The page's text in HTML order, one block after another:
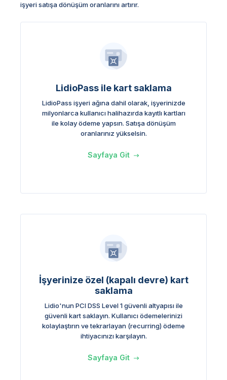
işyeri satışa dönüşüm oranlarını artırır.
LidioPass ile kart saklama
LidioPass işyeri ağına dahil olarak, işyerinizde
milyonlarca kullanıcı halihazırda kayıtlı kartları
ile kolay ödeme yapsın. Satışa dönüşüm
oranlarınız yükselsin.
Sayfaya Git
İşyerinize özel (kapalı devre) kart
saklama
Lidio'nun PCI DSS Level 1 güvenli altyapısı ile
güvenli kart saklayın. Kullanıcı ödemelerinizi
kolaylaştırın ve tekrarlayan (recurring) ödeme
ihtiyacınızı karşılayın.
Sayfaya Git